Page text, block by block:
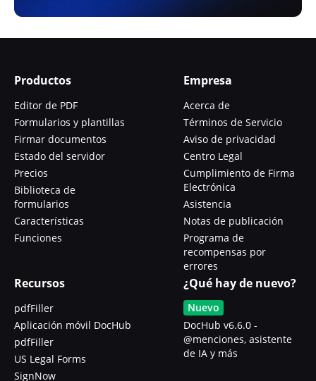
Productos
Editor de PDF
Formularios y plantillas
Firmar documentos
Estado del servidor
Precios
Biblioteca de
formularios
Características
Funciones
Empresa
Acerca de
Términos de Servicio
Aviso de privacidad
Centro Legal
Cumplimiento de Firma
Electrónica
Asistencia
Notas de publicación
Programa de
recompensas por
errores
Recursos
pdfFiller
Aplicación móvil DocHub
pdfFiller
US Legal Forms
SignNow
¿Qué hay de nuevo?
Nuevo
DocHub v6.6.0 -
@menciones, asistente
de IA y más